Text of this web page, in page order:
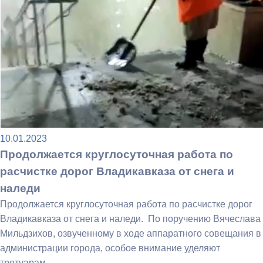
10.01.2023
Продолжается круглосуточная работа по
расчистке дорог Владикавказа от снега и
наледи
Продолжается круглосуточная работа по расчистке дорог
Владикавказа от снега и наледи. По поручению Вячеслава
Мильдзихов, озвученному в ходе аппаратного совещания в
администрации города, особое внимание уделяют